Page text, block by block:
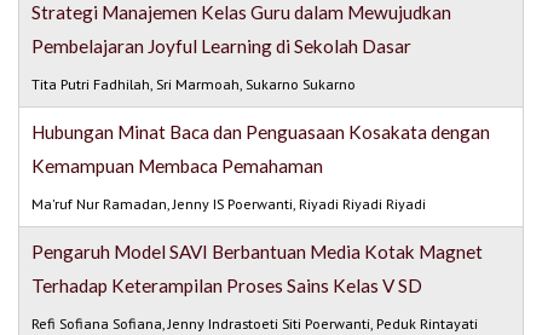
Strategi Manajemen Kelas Guru dalam Mewujudkan
Pembelajaran Joyful Learning di Sekolah Dasar
Tita Putri Fadhilah, Sri Marmoah, Sukarno Sukarno
Hubungan Minat Baca dan Penguasaan Kosakata dengan
Kemampuan Membaca Pemahaman
Ma'ruf Nur Ramadan, Jenny IS Poerwanti, Riyadi Riyadi Riyadi
Pengaruh Model SAVI Berbantuan Media Kotak Magnet
Terhadap Keterampilan Proses Sains Kelas V SD
Refi Sofiana Sofiana, Jenny Indrastoeti Siti Poerwanti, Peduk Rintayati